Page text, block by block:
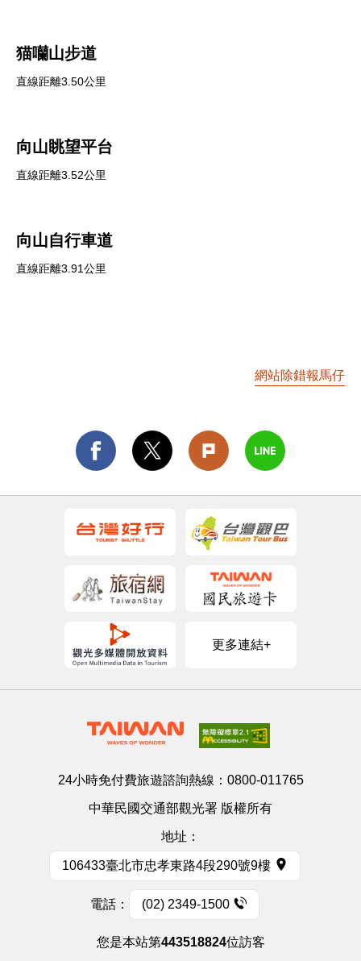
猫囒山步道
直線距離3.50公里
向山眺望平台
直線距離3.52公里
向山自行車道
直線距離3.91公里
網站除錯報馬仔
更多連結+
24小時免付費旅遊諮詢熱線： 0800-011765
中華民國交通部觀光署 版權所有
地址：
106433臺北市忠孝東路4段290號9樓
電話： (02) 2349-1500
您是本站第443518824位訪客